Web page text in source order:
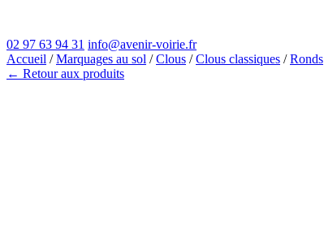
02 97 63 94 31 info@avenir-voirie.fr
Accueil /Marquages au sol /Clous /Clous classiques /Ronds
← Retour aux produits